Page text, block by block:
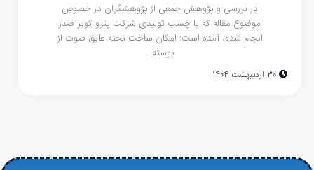
در بررسی و پژوهش جمعی از پژوهشگران در خصوص
موضوع مقاله که با چسب تولیدی شرکت پترو کویر صدر
انجام شده، آمده است: امکان ساخت تخته عایق صوت از
پوسته...
30 اردیبهشت 1404